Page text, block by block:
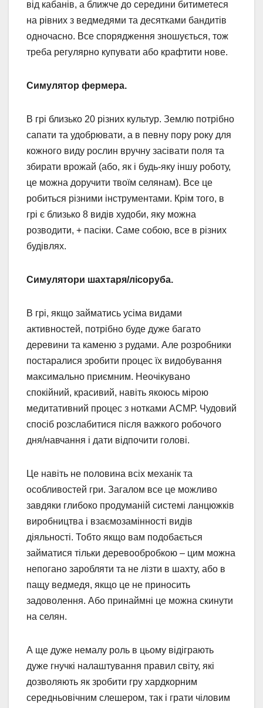
від кабанів, а ближче до середини битиметеся
на рівних з ведмедями та десятками бандитів
одночасно. Все спорядження зношується, тож
треба регулярно купувати або крафтити нове.
Симулятор фермера.
В грі близько 20 різних культур. Землю потрібно
сапати та удобрювати, а в певну пору року для
кожного виду рослин вручну засівати поля та
збирати врожай (або, як і будь-яку іншу роботу,
це можна доручити твоїм селянам). Все це
робиться різними інструментами. Крім того, в
грі є близько 8 видів худоби, яку можна
розводити, + пасіки. Саме собою, все в різних
будівлях.
Симулятори шахтаря/лісоруба.
В грі, якщо займатись усіма видами
активностей, потрібно буде дуже багато
деревини та каменю з рудами. Але розробники
постаралися зробити процес їх видобування
максимально приємним. Неочікувано
спокійний, красивий, навіть якоюсь мірою
медитативний процес з нотками АСМР. Чудовий
спосіб розслабитися після важкого робочого
дня/навчання і дати відпочити голові.
Це навіть не половина всіх механік та
особливостей гри. Загалом все це можливо
завдяки глибоко продуманій системі ланцюжків
виробництва і взаємозамінності видів
діяльності. Тобто якщо вам подобається
займатися тільки деревообробкою – цим можна
непогано заробляти та не лізти в шахту, або в
пащу ведмедя, якщо це не приносить
задоволення. Або принаймні це можна скинути
на селян.
А ще дуже немалу роль в цьому відіграють
дуже гнучкі налаштування правил світу, які
дозволяють як зробити гру хардкорним
середньовічним слешером, так і грати чіловим